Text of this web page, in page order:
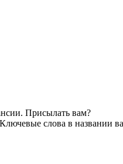
Присылать вам?
Ключевые слова в названии